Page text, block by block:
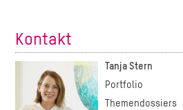
Kontakt
Tanja Stern
Portfolio
Themendossiers